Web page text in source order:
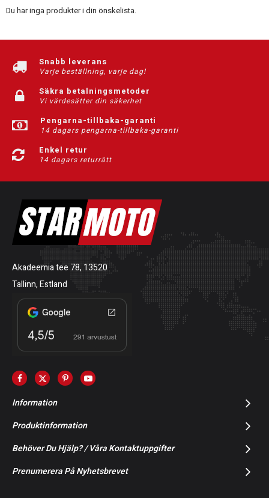
Du har inga produkter i din önskelista.
Snabb leverans
Varje beställning, varje dag!
Säkra betalningsmetoder
Vi värdesätter din säkerhet
Pengarna-tillbaka-garanti
14 dagars pengarna-tillbaka-garanti
Enkel retur
14 dagars returrätt
Akadeemia tee 78, 13520
Tallinn, Estland
Information
Produktinformation
Behöver Du Hjälp? / Våra Kontaktuppgifter
Prenumerera På Nyhetsbrevet